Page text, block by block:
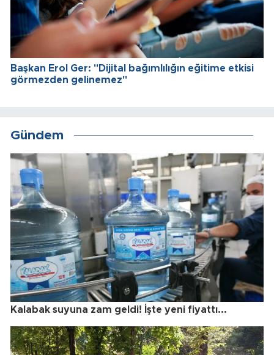
Başkan Erol Ger: "Dijital bağımlılığın eğitime etkisi
görmezden gelinemez"
Gündem
Kalabak suyuna zam geldi! İşte yeni fiyattı...